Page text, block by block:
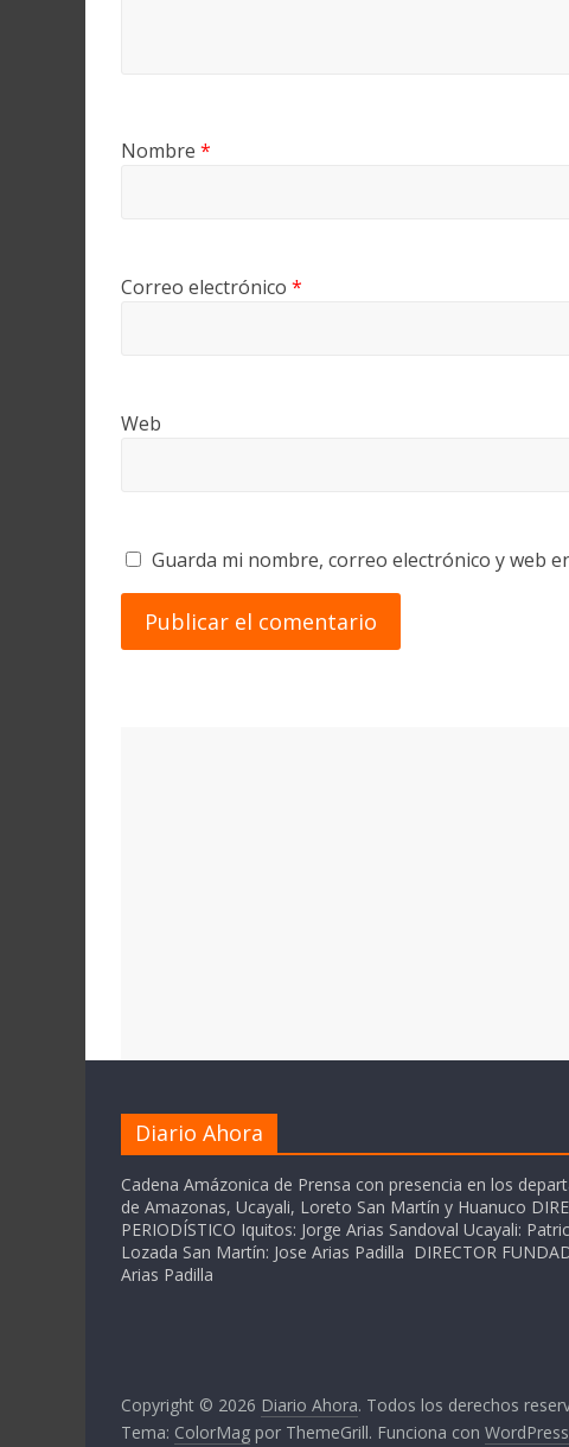
Nombre *
Correo electrónico *
Web
Guarda mi nombre, correo electrónico y web
Diario Ahora
Cadena Amázonica de Prensa con presencia en los
de Amazonas, Ucayali, Loreto San Martín y Huanuco
PERIODÍSTICO Iquitos: Jorge Arias Sandoval Ucayali:
Lozada San Martín: Jose Arias Padilla DIRECTOR
Arias Padilla
Copyright © 2026 Diario Ahora. Todos los derechos
Tema: ColorMag por ThemeGrill. Funciona con WordPress